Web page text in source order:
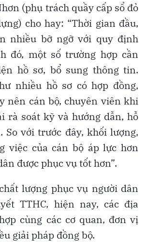
(phụ trách quầy cấp sổ đỏ
cho hay: “Thời gian đầu,
nhiều bỡ ngỡ với quy định
đó, một số trường hợp cần
hồ sơ, bổ sung thông tin.
nhiều hồ sơ có hợp đồng,
nên cán bộ, chuyên viên khi
rà soát kỹ và hướng dẫn, hỗ
So với trước đây, khối lượng,
việc của cán bộ áp lực hơn
được phục vụ tốt hơn”.
lượng phục vụ người dân
TTHC, hiện nay, các địa
cùng các cơ quan, đơn vị
giải pháp đồng bộ.